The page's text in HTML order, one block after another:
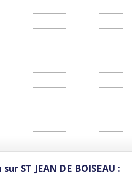
ST JEAN DE BOISEAU :